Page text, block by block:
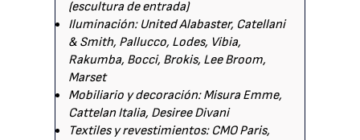
(escultura de entrada)
Iluminación: United Alabaster, Catellani
& Smith, Pallucco, Lodes, Vibia,
Rakumba, Bocci, Brokis, Lee Broom,
Marset
Mobiliario y decoración: Misura Emme,
Cattelan Italia, Desiree Divani
Textiles y revestimientos: CMO Paris,